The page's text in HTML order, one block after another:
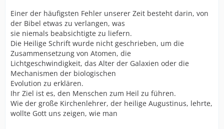
Einer der häufigsten Fehler unserer Zeit besteht darin, von
der Bibel etwas zu verlangen, was
sie niemals beabsichtigte zu liefern.
Die Heilige Schrift wurde nicht geschrieben, um die
Zusammensetzung von Atomen, die
Lichtgeschwindigkeit, das Alter der Galaxien oder die
Mechanismen der biologischen
Evolution zu erklären.
Ihr Ziel ist es, den Menschen zum Heil zu führen.
Wie der große Kirchenlehrer, der heilige Augustinus, lehrte,
wollte Gott uns zeigen, wie man